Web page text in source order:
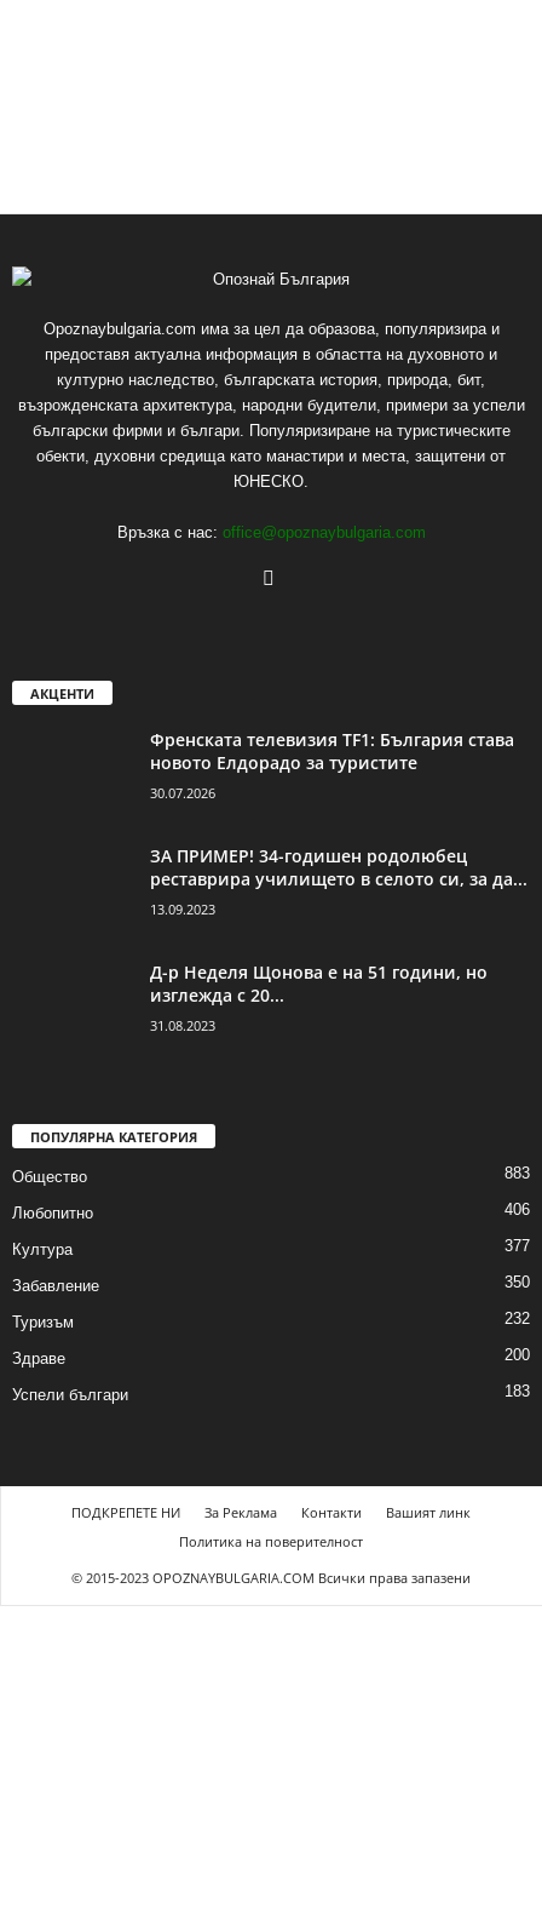
Opoznaybulgaria.com има за цел да образова, популяризира и
предоставя актуална информация в областта на духовното и
културно наследство, българската история, природа, бит,
възрожденската архитектура, народни будители, примери за успели
български фирми и българи. Популяризиране на туристическите
обекти, духовни средища като манастири и места, защитени от
ЮНЕСКО.
Връзка с нас: office@opoznaybulgaria.com
АКЦЕНТИ
Френската телевизия TF1: България става
новото Елдорадо за туристите
30.07.2026
ЗА ПРИМЕР! 34-годишен родолюбец
реставрира училището в селото си, за да...
13.09.2023
Д-р Неделя Щонова е на 51 години, но
изглежда с 20...
31.08.2023
ПОПУЛЯРНА КАТЕГОРИЯ
Общество 883
Любопитно 406
Култура 377
Забавление 350
Туризъм 232
Здраве 200
Успели българи 183
ПОДКРЕПЕТЕ НИ За Реклама Контакти
Вашият линк
Политика на поверителност
© 2015-2023 OPOZNAYBULGARIA.COM Всички права запазени